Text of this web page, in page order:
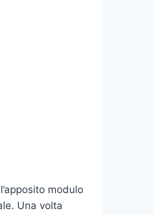
modulo
Una volta